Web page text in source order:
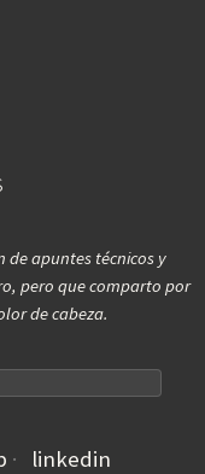
de apuntes técnicos y
pero que comparto por
de cabeza.
linkedin